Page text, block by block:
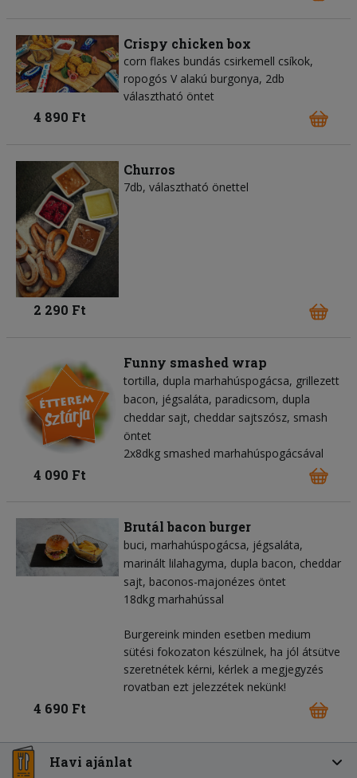
Crispy chicken box
corn flakes bundás csirkemell csíkok,
ropogós V alakú burgonya, 2db
választható öntet
4 890 Ft
Churros
7db, választható önettel
2 290 Ft
Funny smashed wrap
tortilla dupla marhahúspogácsa grillezett
bacon jégsaláta paradicsom dupla
cheddar sajt cheddar sajtszósz smash
öntet
2x8dkg smashed marhahúspogácsával
4 090 Ft
Brutál bacon burger
buci marhahúspogácsa jégsaláta
marinált lilahagyma dupla bacon cheddar
sajt baconos-majonézes öntet
18dkg marhahússal
Burgereink minden esetben medium
sütési fokozaton készülnek, ha jól átsütve
szeretnétek kérni, kérlek a megjegyzés
rovatban ezt jelezzétek nekünk!
4 690 Ft
Havi ajánlat